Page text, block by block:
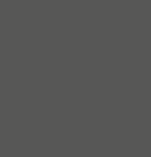
sócios e diretores
efetiva na conduta.
justificados, a
com o Poder Público
pelo ato de